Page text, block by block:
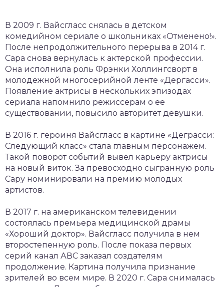
В 2009 г. Вайсгласс снялась в детском
комедийном сериале о школьниках «Отменено!».
После непродолжительного перерыва в 2014 г.
Сара снова вернулась к актерской профессии.
Она исполнила роль Фрэнки Холлингсворт в
молодежной многосерийной ленте «Дергасси».
Появление актрисы в нескольких эпизодах
сериала напомнило режиссерам о ее
существовании, повысило авторитет девушки.
В 2016 г. героиня Вайсгласс в картине «Деграсси:
Следующий класс» стала главным персонажем.
Такой поворот событий вывел карьеру актрисы
на новый виток. За превосходно сыгранную роль
Сару номинировали на премию молодых
артистов.
В 2017 г. на американском телевидении
состоялась премьера медицинской драмы
«Хороший доктор». Вайсгласс получила в нем
второстепенную роль. После показа первых
серий канал АВС заказал создателям
продолжение. Картина получила признание
зрителей во всем мире. В 2020 г. Сара снималась